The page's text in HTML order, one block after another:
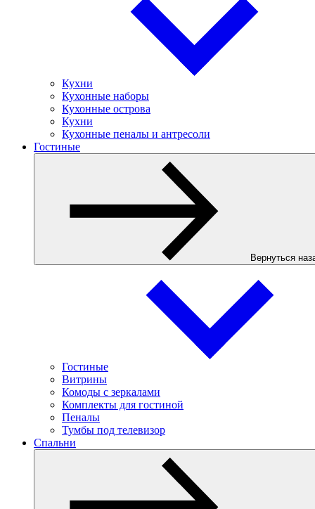
Кухни
Кухонные наборы
Кухонные острова
Кухни
Кухонные пеналы и антресоли
Гостиные
Вернуться
Гостиные
Витрины
Комоды с зеркалами
Комплекты для гостиной
Пеналы
Тумбы под телевизор
Спальни